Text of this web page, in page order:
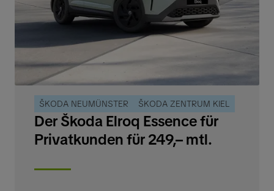
ŠKODA NEUMÜNSTER ŠKODA ZENTRUM KIEL
Der Škoda Elroq Essence für
Privatkunden für 249,– mtl.